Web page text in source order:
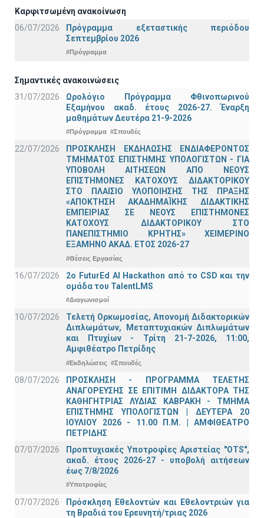
Καρφιτσωμένη ανακοίνωση
06/07/2026
Πρόγραμμα εξεταστικής περιόδου
Σεπτεμβρίου 2026
#Πρόγραμμα
Σημαντικές ανακοινώσεις
31/07/2026
Ωρολόγιο Πρόγραμμα Φθινοπωρινού
Εξαμήνου ακαδ. έτους 2026-27. Έναρξη
μαθημάτων Δευτέρα 21-9-2026
#Πρόγραμμα #Σπουδές
22/07/2026
ΠΡΟΣΚΛΗΣΗ ΕΚΔΗΛΩΣΗΣ ΕΝΔΙΑΦΕΡΟΝΤΟΣ
ΤΜΗΜΑΤΟΣ ΕΠΙΣΤΗΜΗΣ ΥΠΟΛΟΓΙΣΤΩΝ - ΓΙΑ
ΥΠΟΒΟΛΗ ΑΙΤΗΣΕΩΝ ΑΠΟ ΝΕΟΥΣ
ΕΠΙΣΤΗΜΟΝΕΣ ΚΑΤΟΧΟΥΣ ΔΙΔΑΚΤΟΡΙΚΟΥ
ΣΤΟ ΠΛΑΙΣΙΟ ΥΛΟΠΟΙΗΣΗΣ ΤΗΣ ΠΡΑΞΗΣ
«ΑΠΟΚΤΗΣΗ ΑΚΑΔΗΜΑΪΚΗΣ ΔΙΔΑΚΤΙΚΗΣ
ΕΜΠΕΙΡΙΑΣ ΣΕ ΝΕΟΥΣ ΕΠΙΣΤΗΜΟΝΕΣ
ΚΑΤΟΧΟΥΣ ΔΙΔΑΚΤΟΡΙΚΟΥ ΣΤΟ
ΠΑΝΕΠΙΣΤΗΜΙΟ ΚΡΗΤΗΣ» ΧΕΙΜΕΡΙΝΟ
ΕΞΑΜΗΝΟ ΑΚΑΔ. ΕΤΟΣ 2026-27
#Θέσεις Εργασίας
16/07/2026
2o FuturEd AI Hackathon από το CSD και την
ομάδα του TalentLMS
#Διαγωνισμοί
10/07/2026
Τελετή Ορκωμοσίας, Απονομή Διδακτορικών
Διπλωμάτων, Μεταπτυχιακών Διπλωμάτων
και Πτυχίων - Τρίτη 21-7-2026, 11:00,
Αμφιθέατρο Πετρίδης
#Εκδηλώσεις #Σπουδές
08/07/2026
ΠΡΟΣΚΛΗΣΗ - ΠΡΟΓΡΑΜΜΑ ΤΕΛΕΤΗΣ
ΑΝΑΓΟΡΕΥΣΗΣ ΣΕ ΕΠΙΤΙΜΗ ΔΙΔΑΚΤΟΡΑ ΤΗΣ
ΚΑΘΗΓΗΤΡΙΑΣ ΛΥΔΙΑΣ ΚΑΒΡΑΚΗ - ΤΜΗΜΑ
ΕΠΙΣΤΗΜΗΣ ΥΠΟΛΟΓΙΣΤΩΝ | ΔΕΥΤΕΡΑ 20
ΙΟΥΛΙΟΥ 2026 - 11.00 Π.Μ. | ΑΜΦΙΘΕΑΤΡΟ
ΠΕΤΡΙΔΗΣ
07/07/2026
Προπτυχιακές Υποτροφίες Αριστείας "OTS",
ακαδ. έτους 2026-27 - υποβολή αιτήσεων
έως 7/8/2026
#Υποτροφίες
07/07/2026
Πρόσκληση Εθελοντών και Εθελοντριών για
τη Βραδιά του Ερευνητή/τριας 2026